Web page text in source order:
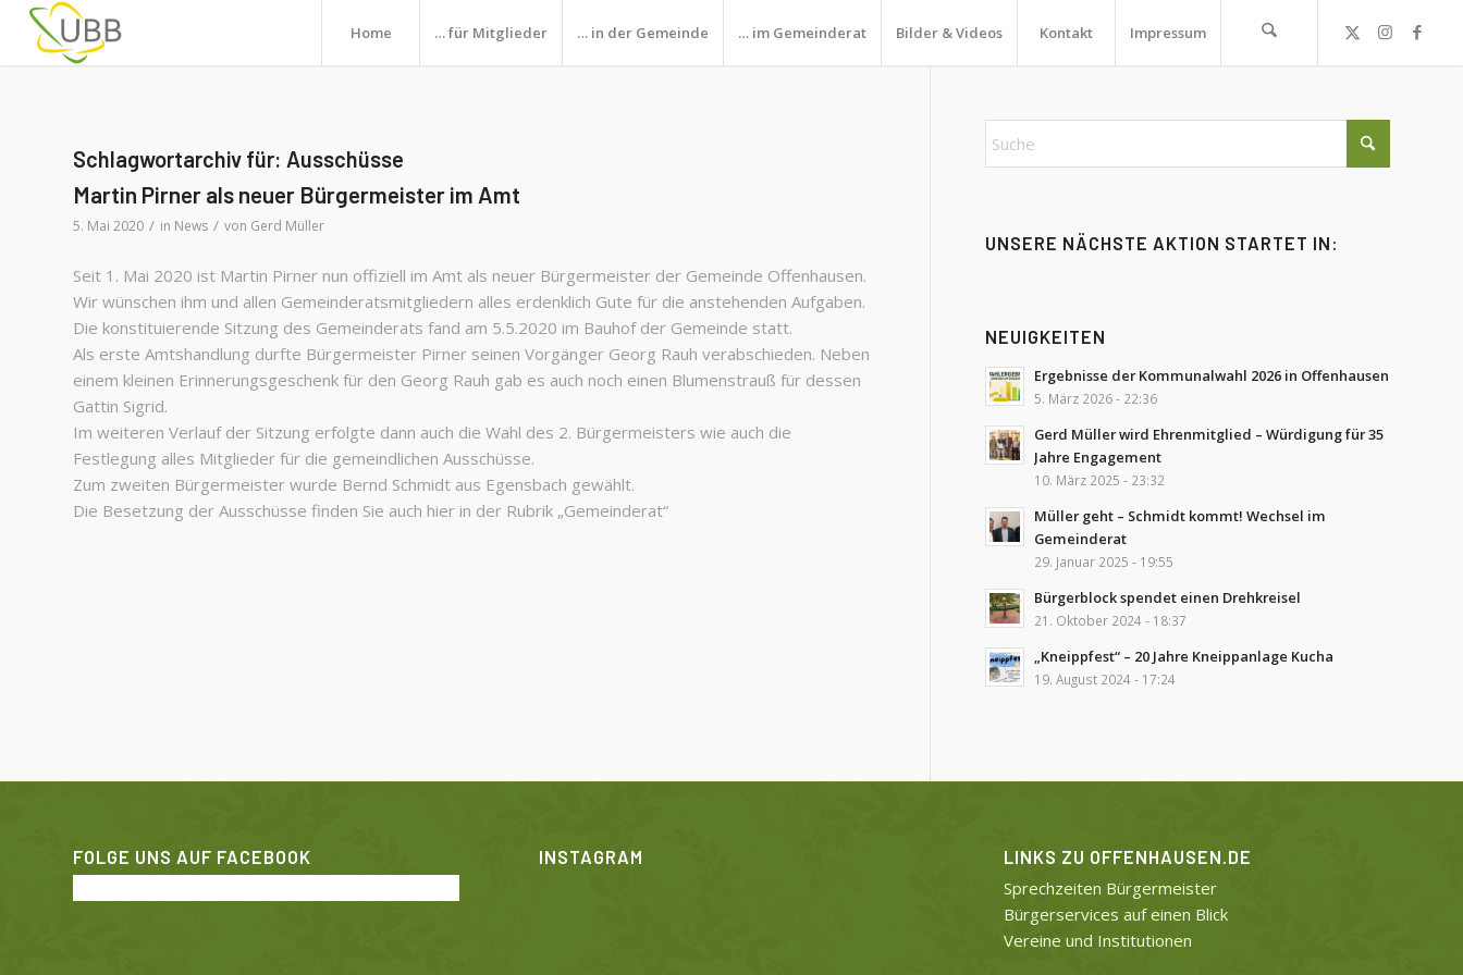
Home … für Mitglieder … in der Gemeinde … im Gemeinderat Bilder & Videos Kontakt Impressum
Schlagwortarchiv für: Ausschüsse
Martin Pirner als neuer Bürgermeister im Amt
5. Mai 2020 / in News / von Gerd Müller
Seit 1. Mai 2020 ist Martin Pirner nun offiziell im Amt als neuer Bürgermeister der Gemeinde Offenhausen.
Wir wünschen ihm und allen Gemeinderatsmitgliedern alles erdenklich Gute für die anstehenden Aufgaben.
Die konstituierende Sitzung des Gemeinderats fand am 5.5.2020 im Bauhof der Gemeinde statt.
Als erste Amtshandlung durfte Bürgermeister Pirner seinen Vorgänger Georg Rauh verabschieden. Neben
einem kleinen Erinnerungsgeschenk für den Georg Rauh gab es auch noch einen Blumenstrauß für dessen
Gattin Sigrid.
Im weiteren Verlauf der Sitzung erfolgte dann auch die Wahl des 2. Bürgermeisters wie auch die
Festlegung alles Mitglieder für die gemeindlichen Ausschüsse.
Zum zweiten Bürgermeister wurde Bernd Schmidt aus Egensbach gewählt.
Die Besetzung der Ausschüsse finden Sie auch hier in der Rubrik „Gemeinderat“
UNSERE NÄCHSTE AKTION STARTET IN:
NEUIGKEITEN
Ergebnisse der Kommunalwahl 2026 in Offenhausen
5. März 2026 - 22:36
Gerd Müller wird Ehrenmitglied – Würdigung für 35
Jahre Engagement
10. März 2025 - 23:32
Müller geht – Schmidt kommt! Wechsel im
Gemeinderat
29. Januar 2025 - 19:55
Bürgerblock spendet einen Drehkreisel
21. Oktober 2024 - 18:37
„Kneippfest“ – 20 Jahre Kneippanlage Kucha
19. August 2024 - 17:24
FOLGE UNS AUF FACEBOOK INSTAGRAM
LINKS ZU OFFENHAUSEN.DE
Sprechzeiten Bürgermeister
Bürgerservices auf einen Blick
Vereine und Institutionen